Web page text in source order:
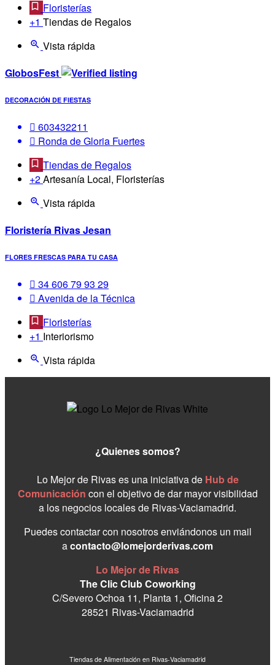
Floristerías
+1 Tiendas de Regalos
Vista rápida
GlobosFest
DECORACIÓN DE FIESTAS
603432211
Ronda de Gloria Fuertes
Tiendas de Regalos
+2Artesanía Local, Floristerías
Vista rápida
Floristería Rivas Jesan
FLORES FRESCAS PARA TU CASA
34 606 79 93 29
Avenida de la Técnica
Floristerías
+1 Interiorismo
Vista rápida
¿Quienes somos?
Lo Mejor de Rivas es una iniciativa de Hub de
Comunicación con el objetivo de dar mayor visibilidad
a los negocios locales de Rivas-Vaciamadrid.
Puedes contactar con nosotros enviándonos un mail
acontacto@lomejorderivas.com
Lo Mejor de Rivas
The Clic Club Coworking
C/Severo Ochoa 11, Planta 1, Oficina 2
28521 Rivas-Vaciamadrid
Tiendas de Alimentación en Rivas-Vaciamadrid